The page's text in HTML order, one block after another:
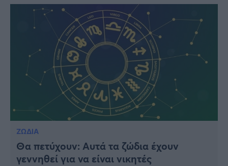
ΖΩΔΙΑ
Θα πετύχουν: Αυτά τα ζώδια έχουν
γεννηθεί για να είναι νικητές